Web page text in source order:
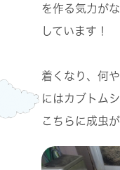
を作る気力が
しています！
着くなり、何
にはカブトム
こちらに成虫